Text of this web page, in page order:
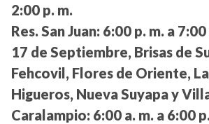
2:00 p. m.
Res. San Juan: 6:00 p. m. a 7:00
17 de Septiembre, Brisas de
Fehcovil, Flores de Oriente,
Higueros, Nueva Suyapa y
Caralampio: 6:00 a. m. a 6:00